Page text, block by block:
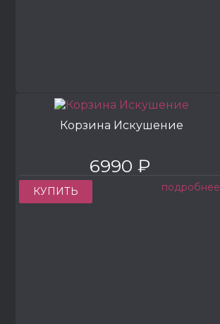
Корзина Искушение
6990 ₽
КУПИТЬ подробнее